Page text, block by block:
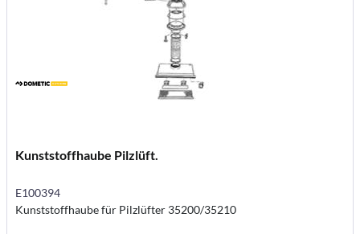
Kunststoffhaube Pilzlüft.
E100394
Kunststoffhaube für Pilzlüfter 35200/35210